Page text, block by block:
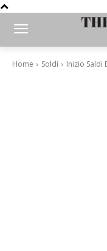
Home Soldi Inizio Saldi